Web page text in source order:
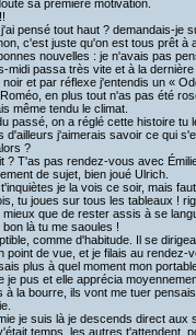
sa première motivation.
pensé tout haut ? demandais-je
c'est juste qu'on est tous prêt à
nouvelles : je n'avais pas
midi passa très vite et à la
et par réflexe j'entendis un «
en plus tout n'as pas été
même tendu le climat.
passé, on a réglé cette histoire tu
d'ailleurs j'aimerais savoir ce qui
?
? T'as pas rendez-vous avec
de sujet, bien joué Ulrich.
je la vois ce soir, mais
tu joues sur tous les tableaux !
que de rester assis à se
là tu me saoules !
comme d'habitude. Il se
point de vue, et je filais au rendez-
plus à quel moment mon
je pus et elle apprécia
à la bourre, ils vont me tuer
je suis là je descends direct aux
temps, les autres t'attendent,